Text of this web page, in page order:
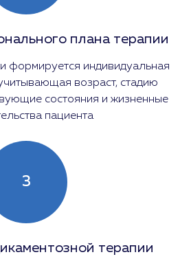
плана терапии
формируется индивидуальная
возраст, стадию
состояния и жизненные
пациента
3
терапии